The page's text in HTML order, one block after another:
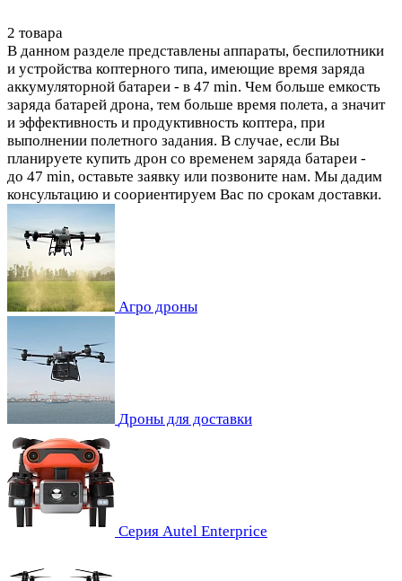
2 товара
В данном разделе представлены аппараты, беспилотники
и устройства коптерного типа, имеющие время заряда
аккумуляторной батареи - в 47 min. Чем больше емкость
заряда батарей дрона, тем больше время полета, а значит
и эффективность и продуктивность коптера, при
выполнении полетного задания. В случае, если Вы
планируете купить дрон со временем заряда батареи -
до 47 min, оставьте заявку или позвоните нам. Мы дадим
консультацию и соориентируем Вас по срокам доставки.
Агро дроны
Дроны для доставки
Серия Autel Enterprice